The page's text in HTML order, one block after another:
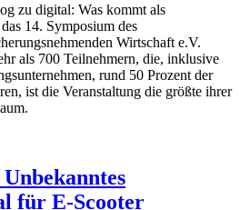
zu digital: Was kommt als
14. Symposium des
Wirtschaft e.V.
als 700 Teilnehmern, die, inklusive
rund 50 Prozent der
ist die Veranstaltung die größte ihrer
für E-Scooter